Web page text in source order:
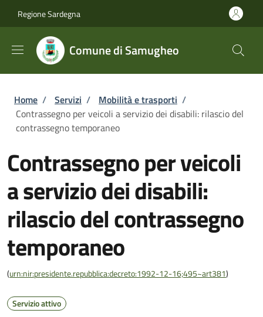
Regione Sardegna
Comune di Samugheo
Briciole di pane
Home / Servizi / Mobilità e trasporti /
Contrassegno per veicoli a servizio dei disabili: rilascio del
contrassegno temporaneo
Contrassegno per veicoli
a servizio dei disabili:
rilascio del contrassegno
temporaneo
(urn:nir:presidente.repubblica:decreto:1992-12-16;495~art381)
Servizio attivo